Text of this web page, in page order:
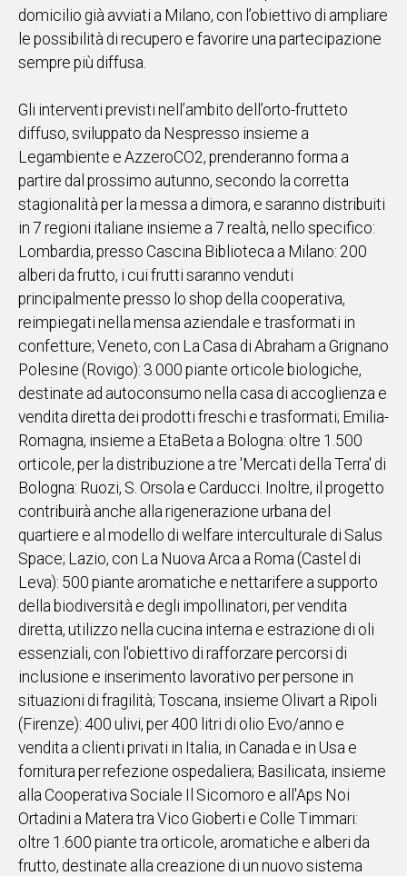
domicilio già avviati a Milano, con l’obiettivo di ampliare
le possibilità di recupero e favorire una partecipazione
sempre più diffusa.
Gli interventi previsti nell’ambito dell’orto-frutteto
diffuso, sviluppato da Nespresso insieme a
Legambiente e AzzeroCO2, prenderanno forma a
partire dal prossimo autunno, secondo la corretta
stagionalità per la messa a dimora, e saranno distribuiti
in 7 regioni italiane insieme a 7 realtà, nello specifico:
Lombardia, presso Cascina Biblioteca a Milano: 200
alberi da frutto, i cui frutti saranno venduti
principalmente presso lo shop della cooperativa,
reimpiegati nella mensa aziendale e trasformati in
confetture; Veneto, con La Casa di Abraham a Grignano
Polesine (Rovigo): 3.000 piante orticole biologiche,
destinate ad autoconsumo nella casa di accoglienza e
vendita diretta dei prodotti freschi e trasformati; Emilia-
Romagna, insieme a EtaBeta a Bologna: oltre 1.500
orticole, per la distribuzione a tre 'Mercati della Terra' di
Bologna: Ruozi, S. Orsola e Carducci. Inoltre, il progetto
contribuirà anche alla rigenerazione urbana del
quartiere e al modello di welfare interculturale di Salus
Space; Lazio, con La Nuova Arca a Roma (Castel di
Leva): 500 piante aromatiche e nettarifere a supporto
della biodiversità e degli impollinatori, per vendita
diretta, utilizzo nella cucina interna e estrazione di oli
essenziali, con l'obiettivo di rafforzare percorsi di
inclusione e inserimento lavorativo per persone in
situazioni di fragilità; Toscana, insieme Olivart a Ripoli
(Firenze): 400 ulivi, per 400 litri di olio Evo/anno e
vendita a clienti privati in Italia, in Canada e in Usa e
fornitura per refezione ospedaliera; Basilicata, insieme
alla Cooperativa Sociale Il Sicomoro e all'Aps Noi
Ortadini a Matera tra Vico Gioberti e Colle Timmari:
oltre 1.600 piante tra orticole, aromatiche e alberi da
frutto, destinate alla creazione di un nuovo sistema